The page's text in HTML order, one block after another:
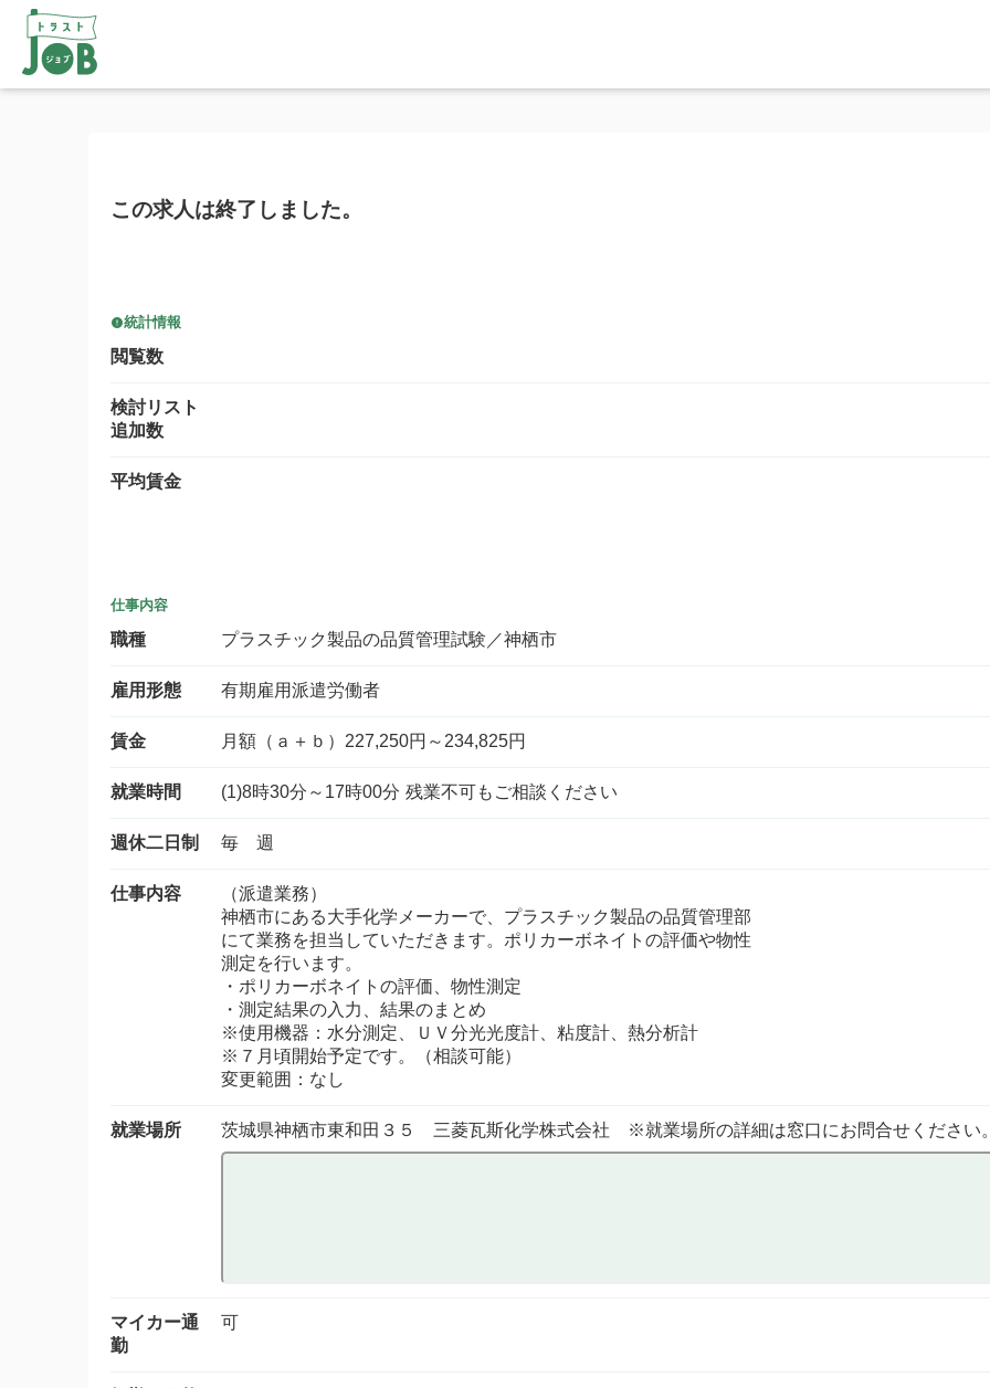
この求人は終了しました。
統計情報
閲覧数
検討リスト
追加数
平均賃金
仕事内容
職種 プラスチック製品の品質管理試験／神栖市
雇用形態 有期雇用派遣労働者
賃金 月額（ａ＋ｂ）227,250円～234,825円
就業時間 (1)8時30分～17時00分 残業不可もご相談ください
週休二日制 毎 週
仕事内容
（派遣業務）
神栖市にある大手化学メーカーで、プラスチック製品の品質管理部
にて業務を担当していただきます。ポリカーボネイトの評価や物性
測定を行います。
・ポリカーボネイトの評価、物性測定
・測定結果の入力、結果のまとめ
※使用機器：水分測定、ＵＶ分光光度計、粘度計、熱分析計
※７月頃開始予定です。（相談可能）
変更範囲：なし
就業場所 茨城県神栖市東和田３５ 三菱瓦斯化学株式会社 ※就業場所の詳細は窓口にお問合せください
マイカー通
勤
可